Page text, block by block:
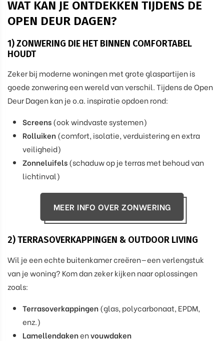
WAT KAN JE ONTDEKKEN TIJDENS DE
OPEN DEUR DAGEN?
1) ZONWERING DIE HET BINNEN COMFORTABEL
HOUDT
Zeker bij moderne woningen met grote glaspartijen is
goede zonwering een wereld van verschil. Tijdens de Open
Deur Dagen kan je o.a. inspiratie opdoen rond:
Screens(ook windvaste systemen)
Rolluiken(comfort, isolatie, verduistering en extra
veiligheid)
Zonneluifels(schaduw op je terras met behoud van
lichtinval)
MEER INFO OVER ZONWERING
2) TERRASOVERKAPPINGEN & OUTDOOR LIVING
Wil je een echte buitenkamer creëren—een verlengstuk
van je woning? Kom dan zeker kijken naar oplossingen
zoals:
Terrasoverkappingen(glas, polycarbonaat, EPDM,
enz.)
Lamellendakenenvouwdaken